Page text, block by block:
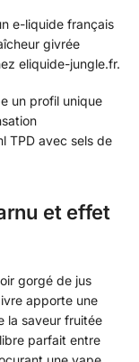
e-liquide français
givrée
eliquide-jungle.fr.
un profil unique
TPD avec sels de
et effet
gorgé de jus
apporte une
la saveur fruitée
parfait entre